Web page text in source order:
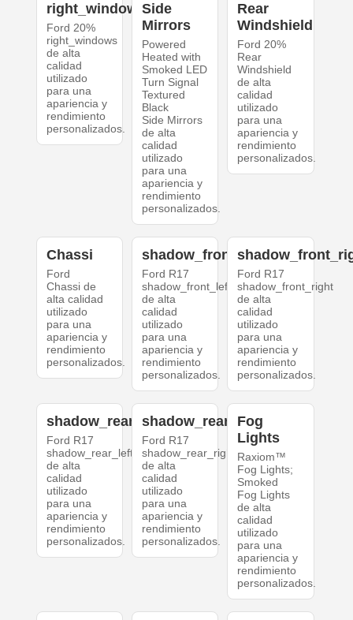
right_windows
Ford 20%
right_windows
de alta
calidad
utilizado
para una
apariencia y
rendimiento
personalizados.
Side
Mirrors
Powered
Heated with
Smoked LED
Turn Signal
Textured
Black
Side Mirrors
de alta
calidad
utilizado
para una
apariencia y
rendimiento
personalizados.
Rear
Windshield
Ford 20%
Rear
Windshield
de alta
calidad
utilizado
para una
apariencia y
rendimiento
personalizados.
Chassi
Ford
Chassi de
alta calidad
utilizado
para una
apariencia y
rendimiento
personalizados.
shadow_front_left
Ford R17
shadow_front_left
de alta
calidad
utilizado
para una
apariencia y
rendimiento
personalizados.
Ford R17
shadow_front_right
de alta
calidad
utilizado
para una
apariencia y
rendimiento
personalizados.
shadow_rear_left
Ford R17
shadow_rear_left
de alta
calidad
utilizado
para una
apariencia y
rendimiento
personalizados.
shadow_rear_right
Ford R17
shadow_rear_right
de alta
calidad
utilizado
para una
apariencia y
rendimiento
personalizados.
Fog
Lights
Raxiom™
Fog Lights;
Smoked
Fog Lights
de alta
calidad
utilizado
para una
apariencia y
rendimiento
personalizados.